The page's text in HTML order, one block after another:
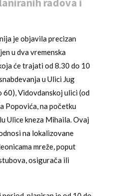
je objavila precizan
u dva vremenska
će trajati od 8.30 do 10
u Ulici Jug
Vidovdanskoj ulici (od
Popovića, na početku
Ulice kneza Mihaila. Ovaj
na lokalizovane
mreže, poput
osigurača ili